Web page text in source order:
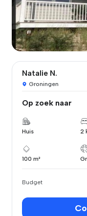
Natalie N.
Groningen
Op zoek naar
Huis 2
100 m²
Budget